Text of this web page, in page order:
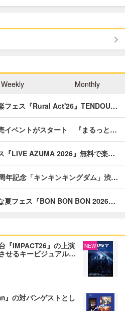
Weekly Monthly
フェス『Rural Act'26』TENDOU…
イベントがスタート 『まるっと…
『LIVE AZUMA 2026』無料で楽…
年記念「キンキンキングダム」渋…
夏フェス『BON BON BON 2026…
『IMPACT26』の上演
せるキービジュアル…
NEW
』の対バンゲストとし